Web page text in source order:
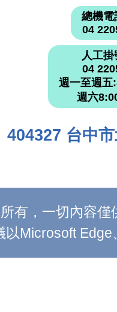
總機電
04
人工
04
週一至週五
週六
404327 台中
有，一切內容
Microsoft